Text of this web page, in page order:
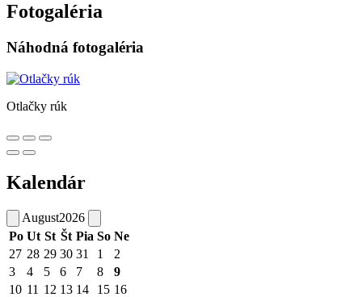
Fotogaléria
Náhodná fotogaléria
Otlačky rúk
Kalendár
August2026
Po Ut St Št Pia So Ne
27 28 29 30 31 1
2
3
4 5 6 7 8
9
10 11 12 13 14 15 16